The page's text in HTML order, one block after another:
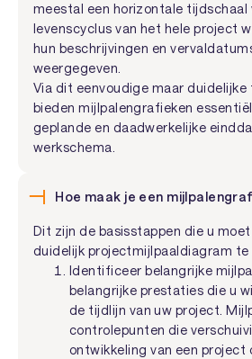
meestal een horizontale tijdschaal
levenscyclus van het hele project
hun beschrijvingen en
weergegeven.
Via dit eenvoudige maar duidelijke
bieden mijlpalengrafieken
geplande en daadwerkelijke
werkschema.
Hoe maak je een
Dit zijn de basisstappen die u
duidelijk projectmijlpaaldiagram te
Identificeer belangrijke
belangrijke prestaties die u
de tijdlijn van uw project.
controlepunten die
ontwikkeling van een project